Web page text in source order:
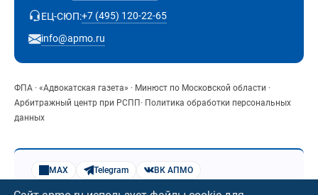
ЕЦ-СЮП:+7 (495) 120-22-65
info@apmo.ru
ФПА · «Адвокатская газета» · Минюст по Московской области ·
Арбитражный центр при РСПП · Политика обработки персональных
данных
MAX Telegram
ВК АПМО
Веб-музей АПМО